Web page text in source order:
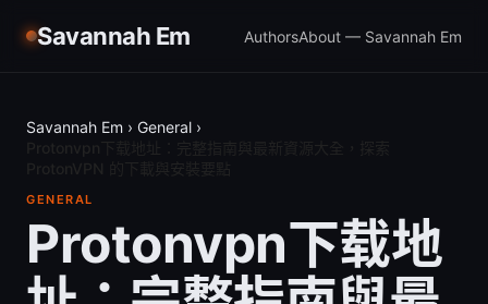
Savannah Em AuthorsAbout — Savannah Em
Savannah Em › General ›
GENERAL
Protonvpn下载地